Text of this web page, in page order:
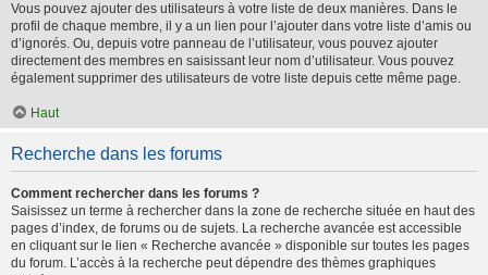
Vous pouvez ajouter des utilisateurs à votre liste de deux manières. Dans le
profil de chaque membre, il y a un lien pour l’ajouter dans votre liste d’amis ou
d’ignorés. Ou, depuis votre panneau de l’utilisateur, vous pouvez ajouter
directement des membres en saisissant leur nom d’utilisateur. Vous pouvez
également supprimer des utilisateurs de votre liste depuis cette même page.
Haut
Recherche dans les forums
Comment rechercher dans les forums ?
Saisissez un terme à rechercher dans la zone de recherche située en haut des
pages d’index, de forums ou de sujets. La recherche avancée est accessible
en cliquant sur le lien « Recherche avancée » disponible sur toutes les pages
du forum. L’accès à la recherche peut dépendre des thèmes graphiques